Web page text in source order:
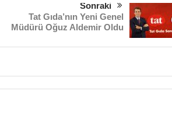
Sonraki
Tat Gıda’nın Yeni Genel
Müdürü Oğuz Aldemir Oldu